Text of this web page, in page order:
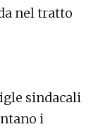
nel tratto
sindacali
i